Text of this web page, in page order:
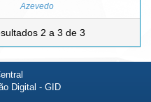
Azevedo
2 a 3 de 3
Digital - GID